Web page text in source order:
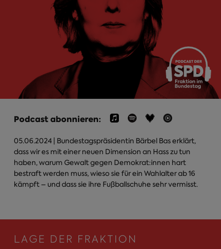
Podcast abonnieren:
05.06.2024 | Bundestagspräsidentin Bärbel Bas erklärt,
dass wir es mit einer neuen Dimension an Hass zu tun
haben, warum Gewalt gegen Demokrat:innen hart
bestraft werden muss, wieso sie für ein Wahlalter ab 16
kämpft – und dass sie ihre Fußballschuhe sehr vermisst.
LAGE DER FRAKTION